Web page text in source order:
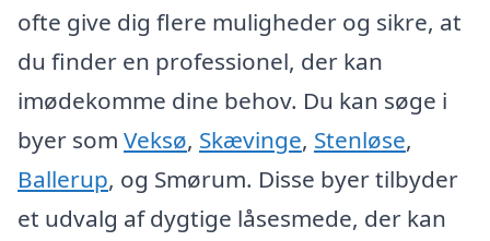
ofte give dig flere muligheder og sikre, at
du finder en professionel, der kan
imødekomme dine behov. Du kan søge i
byer som Veksø, Skævinge, Stenløse,
Ballerup, og Smørum. Disse byer tilbyder
et udvalg af dygtige låsesmede, der kan